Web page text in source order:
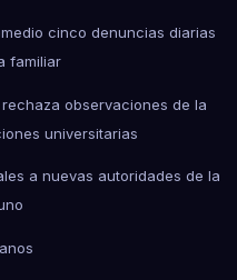
cinco denuncias diarias
familiar
observaciones de la
universitarias
a nuevas autoridades de la